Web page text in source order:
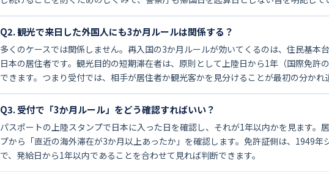
Q2. 観光で来日した外国人にも3か月ルールは関係する？
多くのケースでは関係しません。再入国の3か月ルールが効いてくるのは、住民基本
日本の居住者です。観光目的の短期滞在者は、原則として上陸日から1年（国際免許
できます。つまり受付では、相手が居住者か観光客かを見分けることが最初の分かれ
Q3. 受付で「3か月ルール」をどう確認すればいい？
パスポートの上陸スタンプで日本に入った日を確認し、それが1年以内かを見ます。
プから「直近の海外滞在が3か月以上あったか」を確認します。免許証側は、1949年
で、発給日から1年以内であることを合わせて見れば判断できます。